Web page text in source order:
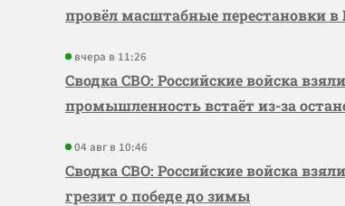
провёл масштабные перестановки
вчера в 11:26
Сводка СВО: Российские войска
промышленность встаёт из-за
04 авг в 10:46
Сводка СВО: Российские войска
грезит о победе до зимы